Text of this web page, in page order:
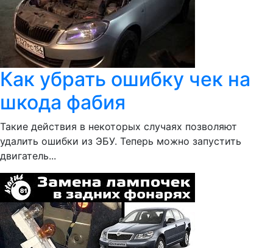
Как убрать ошибку чек на
шкода фабия
Такие действия в некоторых случаях позволяют
удалить ошибки из ЭБУ. Теперь можно запустить
двигатель...